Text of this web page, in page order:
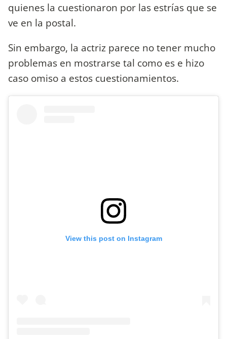
quienes la cuestionaron por las estrías que se
ve en la postal.
Sin embargo, la actriz parece no tener mucho
problemas en mostrarse tal como es e hizo
caso omiso a estos cuestionamientos.
View this post on Instagram